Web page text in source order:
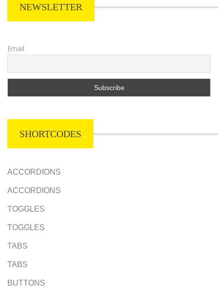
NEWSLETTER
Email
SHORTCODES
ACCORDIONS
ACCORDIONS
TOGGLES
TOGGLES
TABS
TABS
BUTTONS